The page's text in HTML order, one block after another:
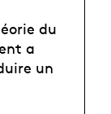
du
a
un